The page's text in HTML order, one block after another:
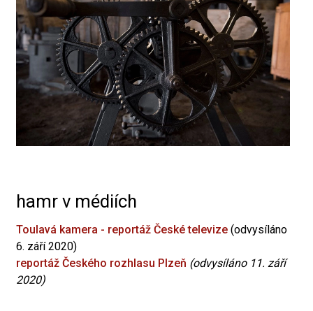
hamr v médiích
Toulavá kamera - reportáž České televize (odvysíláno
6. září 2020)
reportáž Českého rozhlasu Plzeň (odvysíláno 11. září
2020)